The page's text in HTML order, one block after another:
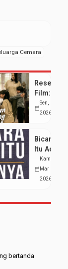
Cemara
Resensi
Film:
Jangan
Buang Ibu
Pahit di
Balik
Anak
calendar_month
Sen, 13 Jul
2026
Bicara
Itu Ada
Seninya
calendar_month
Kam, 26
Mar
2026
bertanda